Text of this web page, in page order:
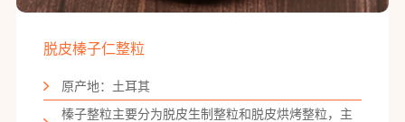
脱皮榛子仁整粒
原产地：土耳其
榛子整粒主要分为脱皮生制整粒和脱皮烘烤整粒，主